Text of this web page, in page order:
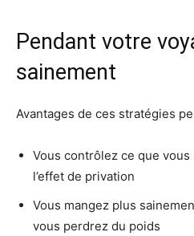
Pendant votre
sainement
Avantages de ces stratégies
Vous contrôlez ce que
l’effet de privation
Vous mangez plus
vous perdrez du poids